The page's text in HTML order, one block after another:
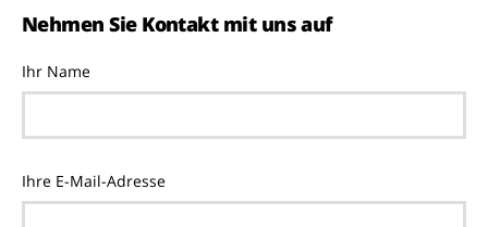
Nehmen Sie Kontakt mit uns auf
Ihr Name
Ihre E-Mail-Adresse